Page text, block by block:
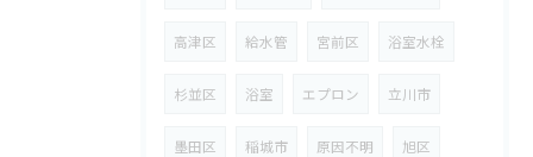
高津区 給水管 宮前区 浴室水栓
杉並区 浴室 エプロン 立川市
墨田区 稲城市 原因不明 旭区